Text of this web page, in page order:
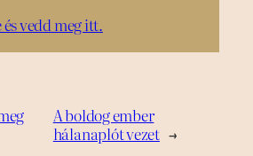
és vedd meg itt.
A boldog ember
hálanaplót vezet →